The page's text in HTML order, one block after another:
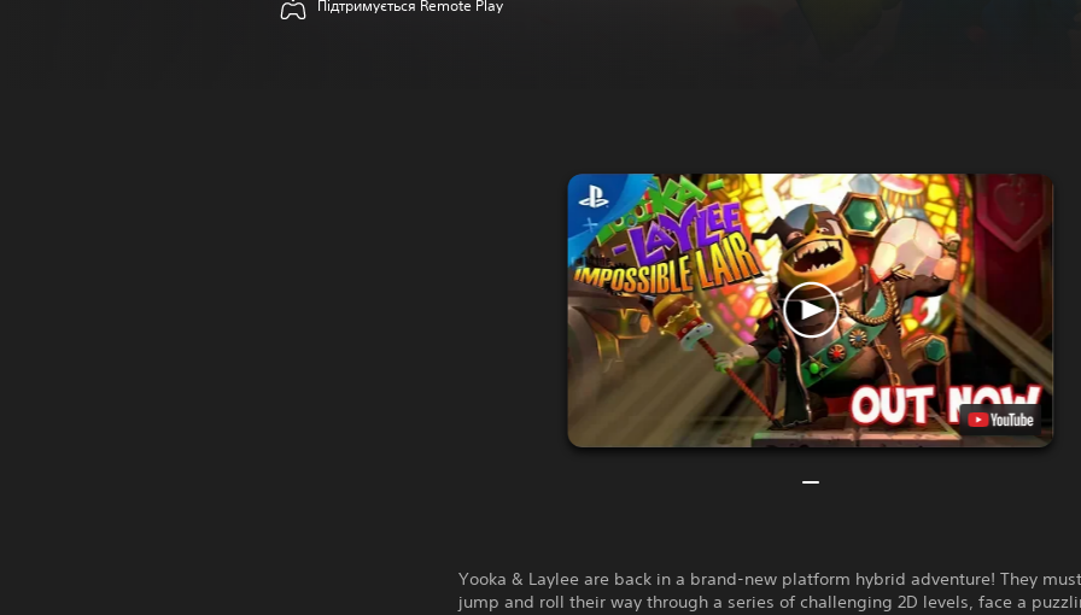
Підтримується Remote Play
Yooka & Laylee are back in a brand-new platform hybrid adventure! They
jump and roll their way through a series of challenging 2D levels, face a